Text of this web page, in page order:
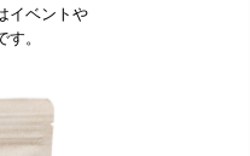
イベントや
。